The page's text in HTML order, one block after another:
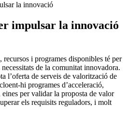
la innovació
impulsar la innovació
recursos i programes disponibles té per
de la comunitat innovadora.
l’oferta de serveis de valorització de
hi programes d’acceleració,
per validar la proposta de valor
els requisits reguladors, i molt